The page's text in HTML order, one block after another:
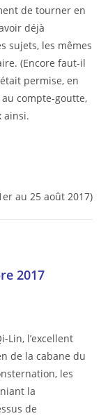
de tourner en
déjà
sujets, les mêmes
(Encore faut-il
permise, en
compte-goutte,
ainsi.
25 août 2017)
2017
Lin, l’excellent
de la cabane du
les
la
de